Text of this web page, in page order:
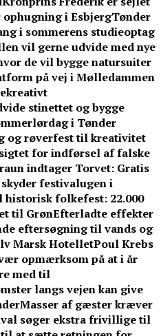
i EsbjergTønder
i sommerens studieoptag
vil gerne udvide med nye
de vil bygge natursuiter
på vej i Mølledammen
stinettet og bygge
i Tønder
og røverfest til kreativitet
for indførsel af falske
indtager Torvet: Gratis
festivalugen i
folkefest: 22.000
til GrønEfterladte effekter
eftersøgning til vands og
Marsk HotelletPoul Krebs
opmærksom på at i år
med til
langs vejen kan give
Masser af gæster kræver
søger ekstra frivillige til